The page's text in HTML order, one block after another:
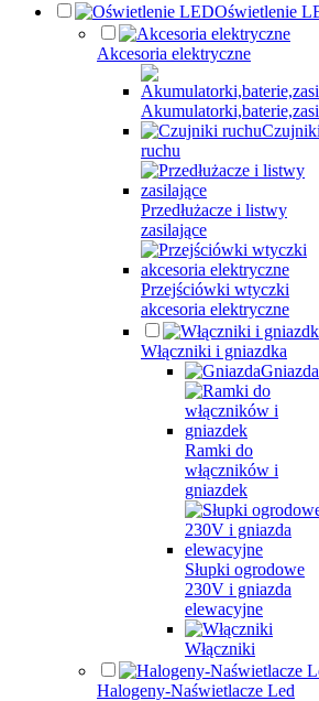
Oświetlenie
Akcesoria elektryczne
Czujniki
ruchu
Przedłużacze i listwy
zasilające
Przejściówki wtyczki
akcesoria elektryczne
Włączniki i gniazdka
Gniazda
Ramki do
włączników i
gniazdek
Słupki ogrodowe
230V i gniazda
elewacyjne
Włączniki
Halogeny-Naświetlacze Led